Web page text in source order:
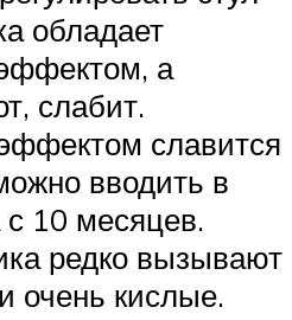
обладает
а
слабит.
славится
вводить в
10 месяцев.
редко вызывают
очень кислые.